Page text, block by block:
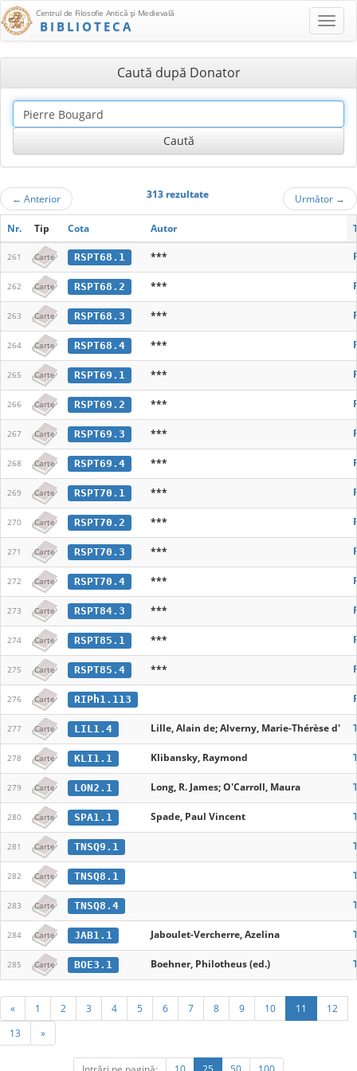
Centrul de Filosofie Antică şi Medievală
BIBLIOTECA
Caută după Donator
← Anterior 313 rezultate Următor →
Nr. Tip Cota Autor
261 Carte RSPT68.1 ***
262 Carte RSPT68.2 ***
263 Carte RSPT68.3 ***
264 Carte RSPT68.4 ***
265 Carte RSPT69.1 ***
266 Carte RSPT69.2 ***
267 Carte RSPT69.3 ***
268 Carte RSPT69.4 ***
269 Carte RSPT70.1 ***
270 Carte RSPT70.2 ***
271 Carte RSPT70.3 ***
272 Carte RSPT70.4 ***
273 Carte RSPT84.3 ***
274 Carte RSPT85.1 ***
275 Carte RSPT85.4 ***
276 Carte RIPh1.113
277 Carte LIL1.4 Lille, Alain de; Alverny, Marie-Thérèse d'
278 Carte KLI1.1 Klibansky, Raymond
279 Carte LON2.1 Long, R. James; O'Carroll, Maura
280 Carte SPA1.1 Spade, Paul Vincent
281 Carte TNSQ9.1
282 Carte TNSQ8.1
283 Carte TNSQ8.4
284 Carte JAB1.1 Jaboulet-Vercherre, Azelina
285 Carte BOE3.1 Boehner, Philotheus (ed.)
« 1 2 3 4 5 6 7 8 9 10 11
12
13
»